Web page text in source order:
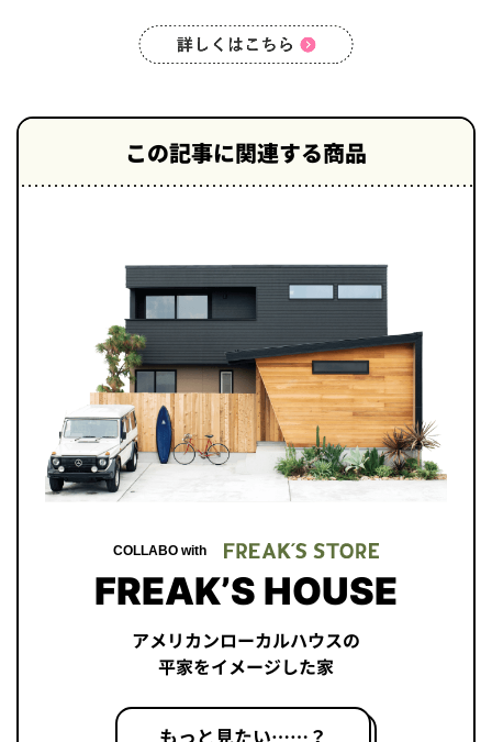
この記事に関連する商品
COLLABO with
FREAK’S HOUSE
アメリカンローカルハウスの
平家をイメージした家